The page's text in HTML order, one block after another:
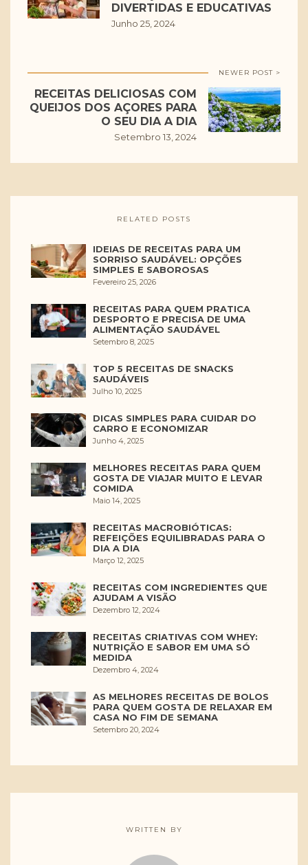
DIVERTIDAS E EDUCATIVAS
Junho 25, 2024
NEWER POST >
RECEITAS DELICIOSAS COM
QUEIJOS DOS AÇORES PARA
O SEU DIA A DIA
Setembro 13, 2024
RELATED POSTS
IDEIAS DE RECEITAS PARA UM
SORRISO SAUDÁVEL: OPÇÕES
SIMPLES E SABOROSAS
Fevereiro 25, 2026
RECEITAS PARA QUEM PRATICA
DESPORTO E PRECISA DE UMA
ALIMENTAÇÃO SAUDÁVEL
Setembro 8, 2025
TOP 5 RECEITAS DE SNACKS
SAUDÁVEIS
Julho 10, 2025
DICAS SIMPLES PARA CUIDAR DO
CARRO E ECONOMIZAR
Junho 4, 2025
MELHORES RECEITAS PARA QUEM
GOSTA DE VIAJAR MUITO E LEVAR
COMIDA
Maio 14, 2025
RECEITAS MACROBIÓTICAS:
REFEIÇÕES EQUILIBRADAS PARA O
DIA A DIA
Março 12, 2025
RECEITAS COM INGREDIENTES QUE
AJUDAM A VISÃO
Dezembro 12, 2024
RECEITAS CRIATIVAS COM WHEY:
NUTRIÇÃO E SABOR EM UMA SÓ
MEDIDA
Dezembro 4, 2024
AS MELHORES RECEITAS DE BOLOS
PARA QUEM GOSTA DE RELAXAR EM
CASA NO FIM DE SEMANA
Setembro 20, 2024
WRITTEN BY